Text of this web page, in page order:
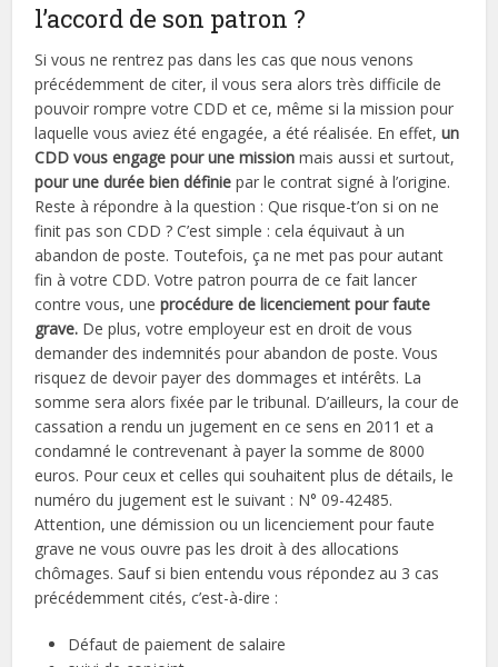
l’accord de son patron ?
Si vous ne rentrez pas dans les cas que nous venons
précédemment de citer, il vous sera alors très difficile de
pouvoir rompre votre CDD et ce, même si la mission pour
laquelle vous aviez été engagée, a été réalisée. En effet,un
CDD vous engage pour une mission mais aussi et surtout,
pour une durée bien définie par le contrat signé à l’origine.
Reste à répondre à la question : Que risque-t’on si on ne
finit pas son CDD ? C’est simple : cela équivaut à un
abandon de poste. Toutefois, ça ne met pas pour autant
fin à votre CDD. Votre patron pourra de ce fait lancer
contre vous, uneprocédure de licenciement pour faute
grave. De plus, votre employeur est en droit de vous
demander des indemnités pour abandon de poste. Vous
risquez de devoir payer des dommages et intérêts. La
somme sera alors fixée par le tribunal. D’ailleurs, la cour de
cassation a rendu un jugement en ce sens en 2011 et a
condamné le contrevenant à payer la somme de 8000
euros. Pour ceux et celles qui souhaitent plus de détails, le
numéro du jugement est le suivant : N° 09-42485.
Attention, une démission ou un licenciement pour faute
grave ne vous ouvre pas les droit à des allocations
chômages. Sauf si bien entendu vous répondez au 3 cas
précédemment cités, c’est-à-dire :
Défaut de paiement de salaire